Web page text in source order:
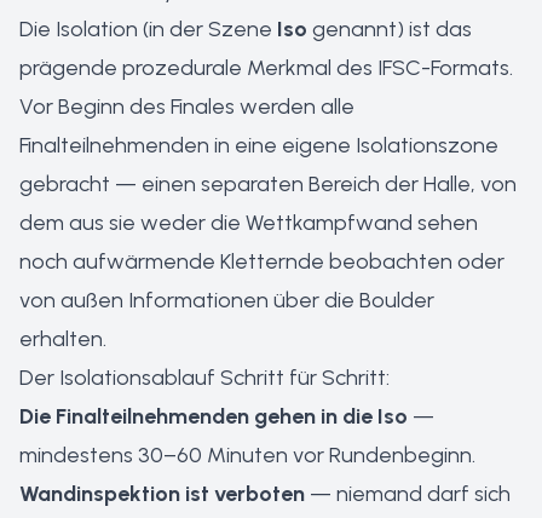
Die Isolation (in der Szene Iso genannt) ist das
prägende prozedurale Merkmal des IFSC-Formats.
Vor Beginn des Finales werden alle
Finalteilnehmenden in eine eigene Isolationszone
gebracht — einen separaten Bereich der Halle, von
dem aus sie weder die Wettkampfwand sehen
noch aufwärmende Kletternde beobachten oder
von außen Informationen über die Boulder
erhalten.
Der Isolationsablauf Schritt für Schritt:
Die Finalteilnehmenden gehen in die Iso —
mindestens 30–60 Minuten vor Rundenbeginn.
Wandinspektion ist verboten — niemand darf sich